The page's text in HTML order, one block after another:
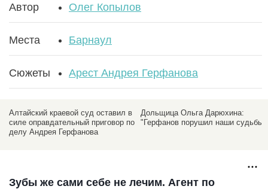
Автор Олег Копылов
Места Барнаул
Сюжеты Арест Андрея Герфанова
Алтайский краевой суд оставил в
силе оправдательный приговор по
делу Андрея Герфанова
Дольщица Ольга Дарюхина:
"Герфанов порушил наши судьбы"
Зубы же сами себе не лечим. Агент по